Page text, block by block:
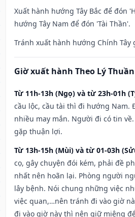
Xuất hành hướng Tây Bắc để đón
hướng Tây Nam để đón 'Tài Thần'.
Tránh xuất hành hướng Chính Tây
Giờ xuất hành Theo Lý
Từ 11h-13h (Ngọ) và từ 23h-01h
cầu lộc, cầu tài thì đi hướng Nam.
nhiều may mắn. Người đi có tin
gặp thuận lợi.
Từ 13h-15h (Mùi) và từ 01-03h
cọ, gây chuyện đói kém, phải đề
nhất nên hoãn lại. Phòng người
lây bệnh. Nói chung những việc
việc quan,…nên tránh đi vào giờ
đi vào giờ này thì nên giữ miệng